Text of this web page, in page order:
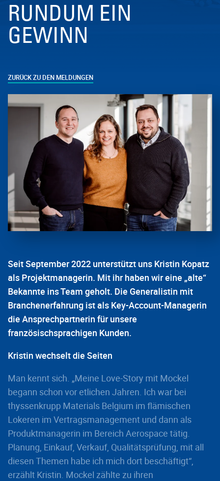
RUNDUM EIN
GEWINN
ZURÜCK ZU DEN MELDUNGEN
Seit September 2022 unterstützt uns Kristin Kopatz
als Projektmanagerin. Mit ihr haben wir eine „alte“
Bekannte ins Team geholt. Die Generalistin mit
Branchenerfahrung ist als Key-Account-Managerin
die Ansprechpartnerin für unsere
französischsprachigen Kunden.
Kristin wechselt die Seiten
Man kennt sich. „Meine Love-Story mit Mockel
begann schon vor etlichen Jahren. Ich war bei
thyssenkrupp Materials Belgium im flämischen
Lokeren im Vertragsmanagement und dann als
Produktmanagerin im Bereich Aerospace tätig.
Planung, Einkauf, Verkauf, Qualitätsprüfung, mit all
diesen Themen habe ich mich dort beschäftigt“,
erzählt Kristin. Mockel zählte zu ihren